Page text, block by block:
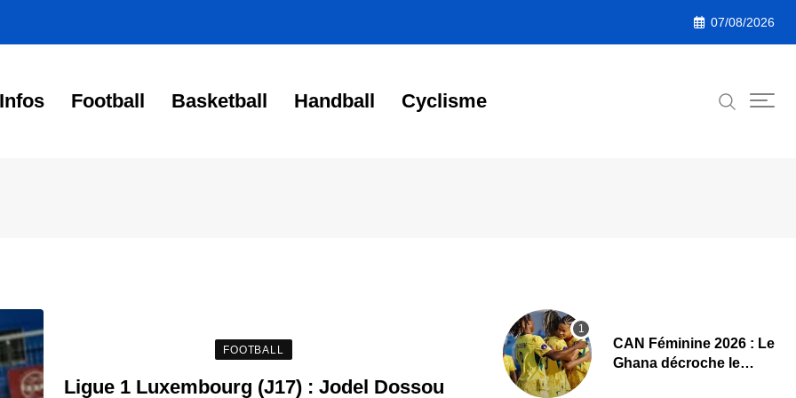
07/08/2026
Infos Football Basketball Handball Cyclisme
FOOTBALL
Ligue 1 Luxembourg (J17) : Jodel Dossou
CAN Féminine 2026 : Le
Ghana décroche le